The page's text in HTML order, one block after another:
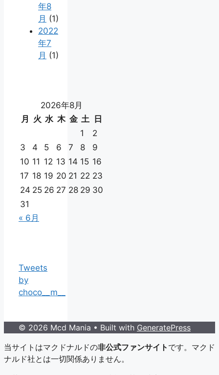
年8
月 (1)
2022
年7
月 (1)
2026年8月
月
火 水 木 金 土
日
1
2
3
4 5 6 7 8
9
10 11 12 13 14 15 16
17 18 19 20 21 22 23
24 25 26 27 28 29 30
31
« 6月
Tweets
by
choco__m__
© 2026 Mcd Mania • Built with GeneratePress
当サイトはマクドナルドの非公式ファンサイト です。マクド
ナルド社とは一切関係ありません。